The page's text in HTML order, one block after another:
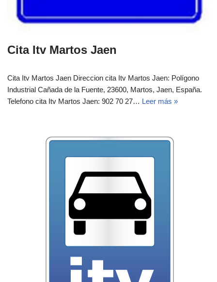
Cita Itv Martos Jaen
Cita Itv Martos Jaen Direccion cita Itv Martos Jaen: Polígono
Industrial Cañada de la Fuente, 23600, Martos, Jaen, España.‎‎
Telefono cita Itv Martos Jaen: 902 70 27… Leer más »